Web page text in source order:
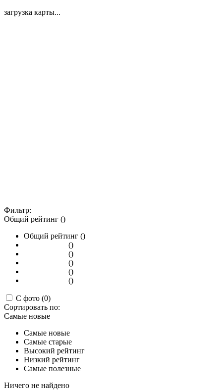
загрузка карты...
Фильтр:
Общий рейтинг ()
Общий рейтинг ()
()
()
()
()
()
С фото (0)
Сортировать по:
Самые новые
Самые новые
Самые старые
Высокий рейтинг
Низкий рейтинг
Самые полезные
Ничего не найдено